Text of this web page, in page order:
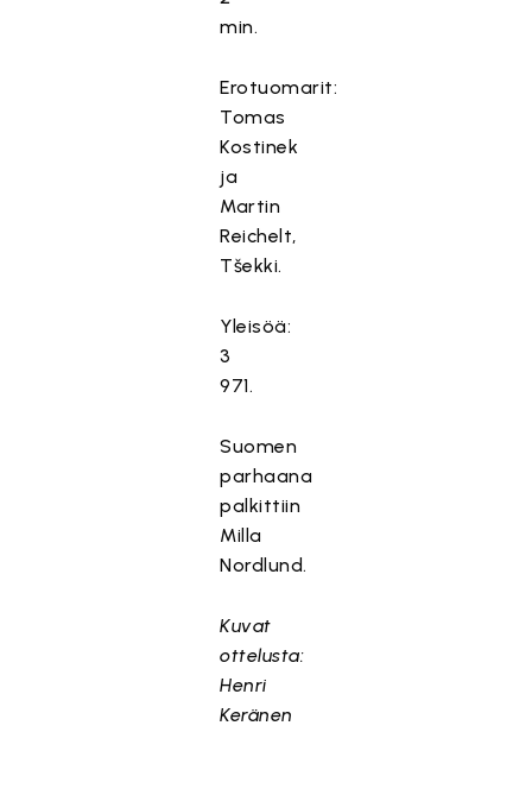
min.
Erotuomarit:
Tomas
Kostinek
ja
Martin
Reichelt,
Tšekki.
Yleisöä:
3
971.
Suomen
parhaana
palkittiin
Milla
Nordlund.
Kuvat
ottelusta:
Henri
Keränen